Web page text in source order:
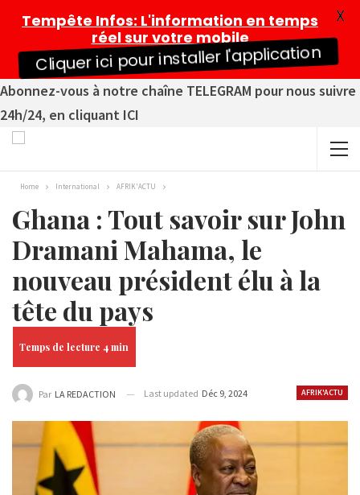
Abonnez-vous à notre chaîne TELEGRAM pour nous suivre
24h/24, en cliquant ICI
Home International AFRIK'ACTU
Ghana : Tout savoir sur John
Dramani Mahama, le
nouveau président élu à la
tête du pays
AFRIK'ACTU
Par LA REDACTION Last updated Déc 9, 2024
Tempête Infos: L'information en temps
réel sur votre mobile
Cliquer ici pour installer l'application
X